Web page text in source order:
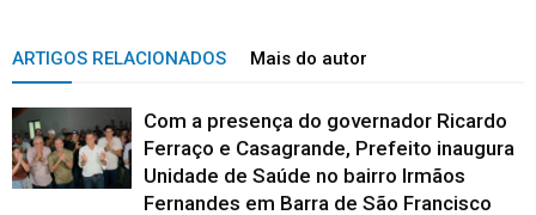
ARTIGOS RELACIONADOS Mais do autor
Com a presença do governador Ricardo
Ferraço e Casagrande, Prefeito inaugura
Unidade de Saúde no bairro Irmãos
Fernandes em Barra de São Francisco